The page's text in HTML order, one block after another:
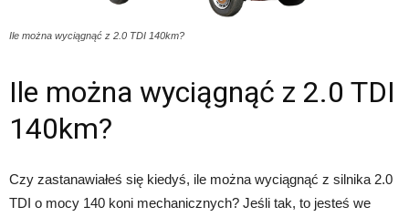
Ile można wyciągnąć z 2.0 TDI 140km?
Ile można wyciągnąć z 2.0 TDI
140km?
Czy zastanawiałeś się kiedyś, ile można wyciągnąć z silnika 2.0
TDI o mocy 140 koni mechanicznych? Jeśli tak, to jesteś we